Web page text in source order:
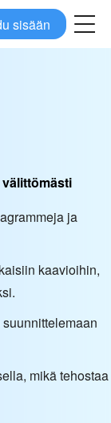
sisään
ja
kaavioihin,
mikä tehostaa